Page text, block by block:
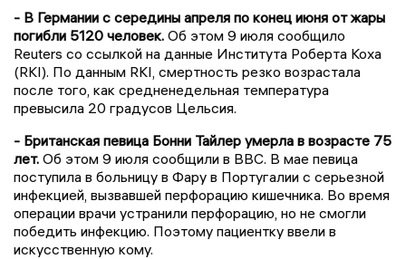
- В Германии с середины апреля по конец июня от жары
погибли 5120 человек. Об этом 9 июля сообщило
Reuters со ссылкой на данные Института Роберта Коха
(RKI). По данным RKI, смертность резко возрастала
после того, как средненедельная температура
превысила 20 градусов Цельсия.
- Британская певица Бонни Тайлер умерла в возрасте 75
лет. Об этом 9 июля сообщили в BBС. В мае певица
поступила в больницу в Фару в Португалии с серьезной
инфекцией, вызвавшей перфорацию кишечника. Во время
операции врачи устранили перфорацию, но не смогли
победить инфекцию. Поэтому пациентку ввели в
искусственную кому.